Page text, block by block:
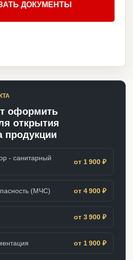
ДОКУМЕНТЫ
оформить
открытия
продукции
- санитарный
от 1 900 ₽
(МЧС) от 4 900 ₽
от 3 900 ₽
от 1 900 ₽